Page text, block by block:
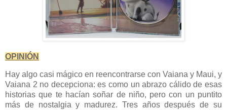
OPINIÓN
Hay algo casi mágico en reencontrarse con Vaiana y Maui, y
Vaiana 2 no decepciona: es como un abrazo cálido de esas
historias que te hacían soñar de niño, pero con un puntito
más de nostalgia y madurez. Tres años después de su